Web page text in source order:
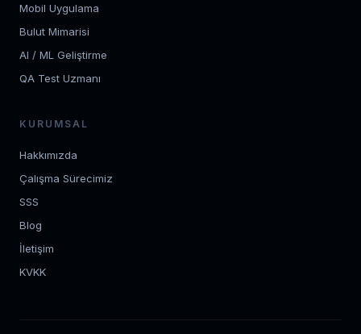
Mobil Uygulama
Bulut Mimarisi
AI / ML Geliştirme
QA Test Uzmanı
KURUMSAL
Hakkımızda
Çalışma Sürecimiz
SSS
Blog
İletişim
KVKK